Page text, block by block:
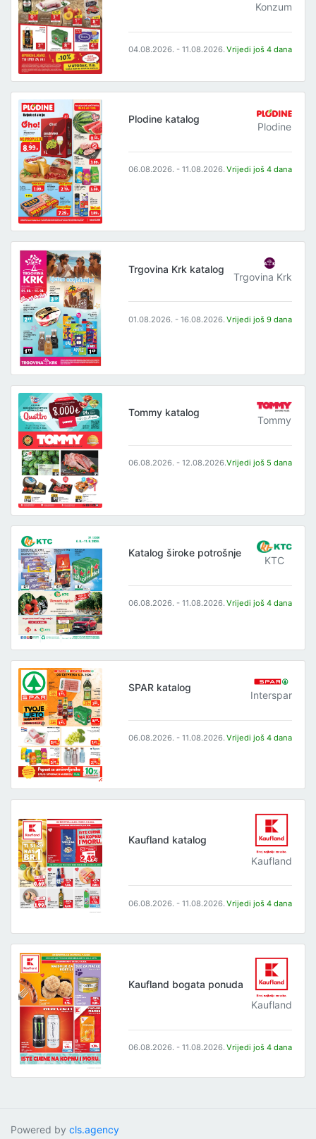
Konzum
04.08.2026. - 11.08.2026. Vrijedi još 4 dana
Plodine katalog
Plodine
06.08.2026. - 11.08.2026. Vrijedi još 4 dana
Trgovina Krk katalog
Trgovina Krk
01.08.2026. - 16.08.2026. Vrijedi još 9 dana
Tommy katalog
Tommy
06.08.2026. - 12.08.2026.Vrijedi još 5 dana
Katalog široke potrošnje
KTC
06.08.2026. - 11.08.2026. Vrijedi još 4 dana
SPAR katalog
Interspar
06.08.2026. - 11.08.2026. Vrijedi još 4 dana
Kaufland katalog
Kaufland
06.08.2026. - 11.08.2026. Vrijedi još 4 dana
Kaufland bogata ponuda
Kaufland
06.08.2026. - 11.08.2026. Vrijedi još 4 dana
Powered by cls.agency